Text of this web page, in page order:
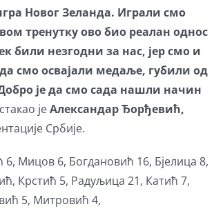
Новог Зеланда. Играли смо
тренутку ово био реалан однос
били незгодни за нас, јер смо и
смо освајали медаље, губили од
је да смо сада нашли начин
јеАлександар Ђорђевић,
Србије.
6, Мицов 6, Богдановић 16, Бјелица 8,
Крстић 5, Радуљица 21, Катић 7,
5, Митровић 4,